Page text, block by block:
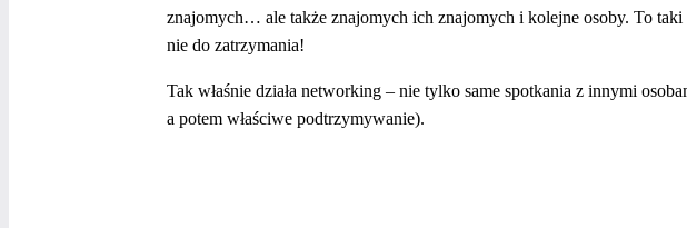
znajomych… ale także znajomych ich znajomych i kolejne osoby. To taki
nie do zatrzymania!
Tak właśnie działa networking – nie tylko same spotkania z innymi
a potem właściwe podtrzymywanie).